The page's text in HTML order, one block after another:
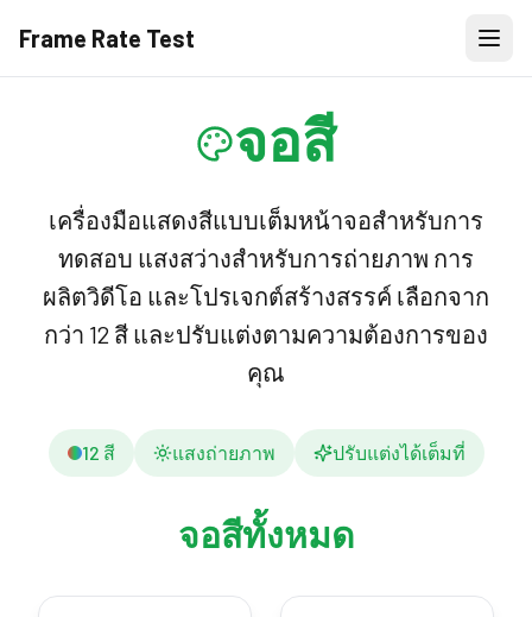
Frame Rate Test
จอสี
เครื่องมือแสดงสีแบบเต็มหน้าจอสำหรับการ
ทดสอบ แสงสว่างสำหรับการถ่ายภาพ การ
ผลิตวิดีโอ และโปรเจกต์สร้างสรรค์ เลือกจาก
กว่า 12 สี และปรับแต่งตามความต้องการของ
คุณ
12 สี แสงถ่ายภาพ ปรับแต่งได้เต็มที่
จอสีทั้งหมด